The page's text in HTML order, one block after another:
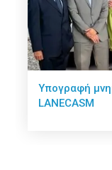
Υπογραφή
LANECASM